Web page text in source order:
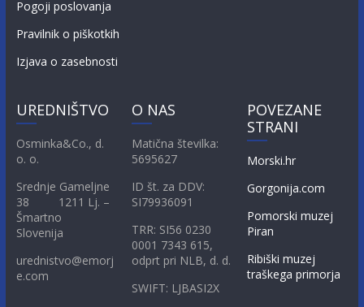
Pogoji poslovanja
Pravilnik o piškotkih
Izjava o zasebnosti
UREDNIŠTVO
Osminka&Co., d.
o. o.
Srednje Gameljne
38 1211 Lj. –
Šmartno
Slovenija
urednistvo@emorj
e.com
O NAS
Matična številka:
5695627
ID št. za DDV:
SI79936091
TRR: SI56 0230
0001 7343 615,
odprt pri NLB, d. d.
SWIFT: LJBASI2X
POVEZANE
STRANI
Morski.hr
Gorgonija.com
Pomorski muzej
Piran
Ribiški muzej
traškega primorja